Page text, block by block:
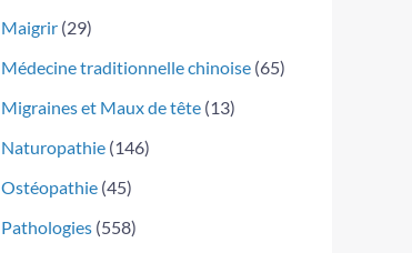
Maigrir (29)
Médecine traditionnelle chinoise (65)
Migraines et Maux de tête (13)
Naturopathie (146)
Ostéopathie (45)
Pathologies (558)